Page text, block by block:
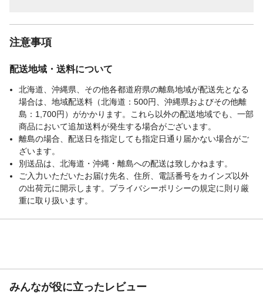
注意事項
配送地域・送料について
北海道、沖縄県、その他各都道府県の離島地域が配送先となる
場合は、地域配送料（北海道：500円、沖縄県およびその他離
島：1,700円）がかかります。これら以外の配送地域でも、一部
商品において追加送料が発生する場合がございます。
離島の場合、配送日を指定しても指定日通り届かない場合がご
ざいます。
別送品は、北海道・沖縄・離島への配送は致しかねます。
ご入力いただいたお届け先名、住所、電話番号をカインズ以外
の出荷元に開示します。プライバシーポリシーの規定に則り厳
重に取り扱います。
みんなが役に立ったレビュー